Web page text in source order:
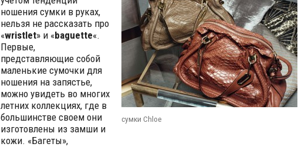
сумки Chloe
ношения сумки в руках,
нельзя не рассказать про
«wristlet» и «baguette«.
Первые,
представляющие собой
маленькие сумочки для
ношения на запястье,
можно увидеть во многих
летних коллекциях, где в
большинстве своем они
изготовлены из замши и
кожи. «Багеты»,